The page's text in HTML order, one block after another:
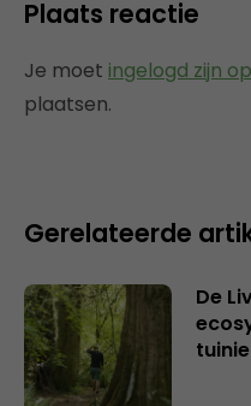
Plaats reactie
Je moet ingelogd zijn op
plaatsen.
Gerelateerde
De